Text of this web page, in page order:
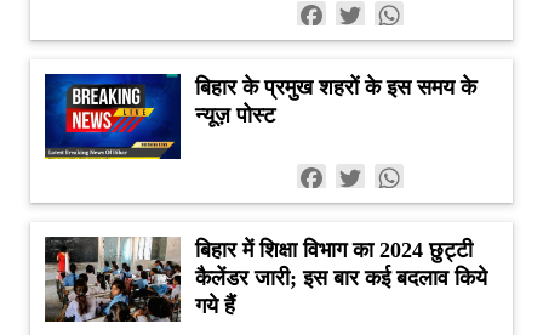
Facebook
Twitter
बिहार के प्रमुख शहरों के इस समय के
न्यूज़ पोस्ट
Facebook
Twitter
बिहार में शिक्षा विभाग का 2024 छुट्टी
कैलेंडर जारी; इस बार कई बदलाव किये
गये हैं